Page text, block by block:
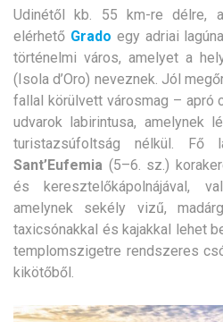
Udinétől kb. 55 km-re délre,
elérhető Grado egy adriai
történelmi város, amelyet a
(Isola d’Oro) neveznek. Jól
fallal körülvett városmag – apró
udvarok labirintusa, amelynek
turistazsúfoltság nélkül. Fő
Sant’Eufemia (5–6. sz.)
és keresztelőkápolnájával,
amelynek sekély vizű,
taxicsónakkal és kajakkal lehet
templomszigetre rendszeres
kikötőből.